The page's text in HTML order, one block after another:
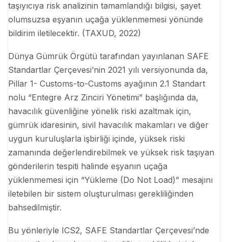
taşıyıcıya risk analizinin tamamlandığı bilgisi, şayet
olumsuzsa eşyanın uçağa yüklenmemesi yönünde
bildirim iletilecektir. (TAXUD, 2022)
Dünya Gümrük Örgütü tarafından yayınlanan SAFE
Standartlar Çerçevesi’nin 2021 yılı versiyonunda da,
Pillar 1- Customs-to-Customs ayağının 2.1 Standart
nolu “Entegre Arz Zinciri Yönetimi” başlığında da,
havacılık güvenliğine yönelik riski azaltmak için,
gümrük idaresinin, sivil havacılık makamları ve diğer
uygun kuruluşlarla işbirliği içinde, yüksek riski
zamanında değerlendirebilmek ve yüksek risk taşıyan
gönderilerin tespiti halinde eşyanın uçağa
yüklenmemesi için “Yükleme (Do Not Load)” mesajını
iletebilen bir sistem oluşturulması gerekliliğinden
bahsedilmiştir.
Bu yönleriyle ICS2, SAFE Standartlar Çerçevesi’nde